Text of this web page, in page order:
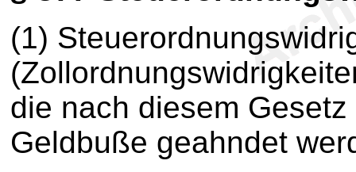
(1)
die nach diesem
Geldbuße geahndet